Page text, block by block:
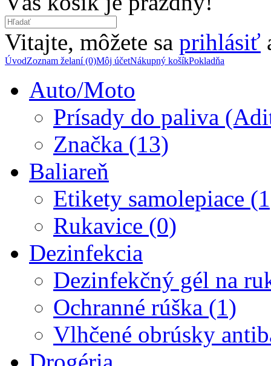
Vitajte, môžete sa prihlásiť
ÚvodZoznam želaní (0)Môj účetNákupný košíkPokladňa
Auto/Moto
Prísady do paliva
Značka (13)
Baliareň
Etikety samolepiace
Rukavice (0)
Dezinfekcia
Dezinfekčný gél na
Ochranné rúška (1)
Vlhčené obrúsky